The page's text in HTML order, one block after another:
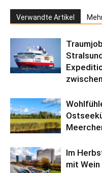
Verwandte Artikel
Im
mit